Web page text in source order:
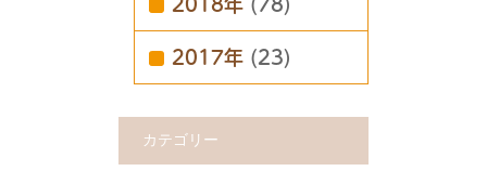
2018年 (78)
2017年 (23)
カテゴリー